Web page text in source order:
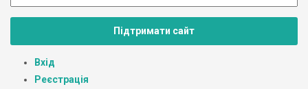
Підтримати сайт
Вхід
Реєстрація